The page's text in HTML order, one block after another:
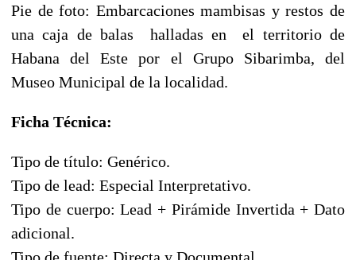
Pie de foto: Embarcaciones mambisas y restos de
una caja de balas halladas en el territorio de
Habana del Este por el Grupo Sibarimba, del
Museo Municipal de la localidad.
Ficha Técnica:
Tipo de título: Genérico.
Tipo de lead: Especial Interpretativo.
Tipo de cuerpo: Lead + Pirámide Invertida + Dato
adicional.